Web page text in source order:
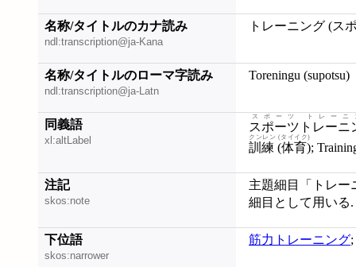
名称/タイトルのカナ読み
ndl:transcription@ja-Kana
トレーニング (ス
名称/タイトルのローマ字読み
ndl:transcription@ja-Latn
Toreningu (supotsu)
同義語
xl:altLabel
スポーツトレーニ
スポーツ トレーニ
訓練 (体育)
クンレン (タイイク)
;
注記
skos:note
主題細目「トレー
細目として用いる
下位語
skos:narrower
筋力トレーニング;